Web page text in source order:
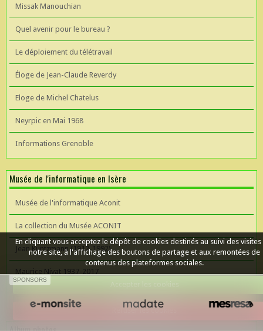
Missak Manouchian
Quel avenir pour le bureau ?
Le déploiement du télétravail
Éloge de Jean-Claude Reverdy
Eloge de Michel Chatelus
Neyrpic en Mai 1968
Informations Grenoble
Musée de l'informatique en Isère
Musée de l'informatique Aconit
La collection du Musée ACONIT
Jean Kuntzmann (1912-1992)
Maurice Nivat 1937-2017
SPONSORS
En cliquant vous acceptez le dépôt de cookies destinés au suivi des visites
notre site, à l'affichage des boutons de partage et aux remontées de
contenus des plateformes sociales.
Refuser les cookies